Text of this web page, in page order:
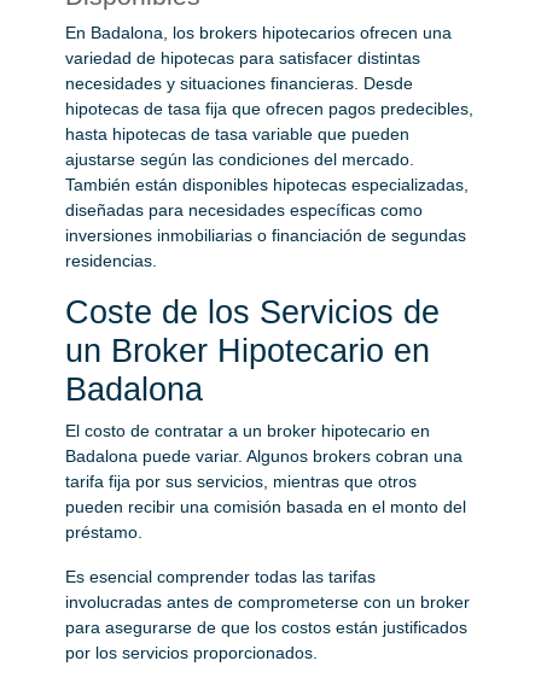
En Badalona, los brokers hipotecarios ofrecen una
variedad de hipotecas para satisfacer distintas
necesidades y situaciones financieras. Desde
hipotecas de tasa fija que ofrecen pagos predecibles,
hasta hipotecas de tasa variable que pueden
ajustarse según las condiciones del mercado.
También están disponibles hipotecas especializadas,
diseñadas para necesidades específicas como
inversiones inmobiliarias o financiación de segundas
residencias.
Coste de los Servicios de
un Broker Hipotecario en
Badalona
El costo de contratar a un broker hipotecario en
Badalona puede variar. Algunos brokers cobran una
tarifa fija por sus servicios, mientras que otros
pueden recibir una comisión basada en el monto del
préstamo.
Es esencial comprender todas las tarifas
involucradas antes de comprometerse con un broker
para asegurarse de que los costos están justificados
por los servicios proporcionados.